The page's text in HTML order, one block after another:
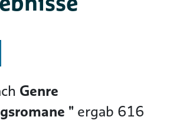
Genre
" ergab 616